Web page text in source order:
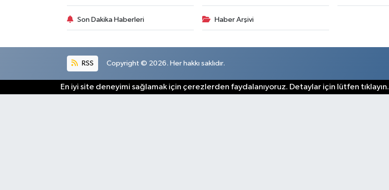
Son Dakika Haberleri Haber Arşivi
RSS Copyright © 2026. Her hakkı saklıdır.
En iyi site deneyimi sağlamak için çerezlerden faydalanıyoruz. Detaylar için lütfen tıklayın.